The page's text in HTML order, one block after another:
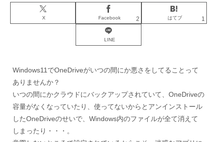
X Facebook 2 はてブ 1
LINE
Windows11でOneDriveがいつの間にか悪さをしてることって
ありませんか？
いつの間にかクラウドにバックアップされていて、OneDriveの
容量がなくなっていたり、使ってないからとアンインストール
したOneDriveのせいで、Windows内のファイルが全て消えて
しまったり・・・。